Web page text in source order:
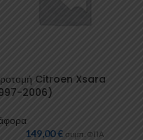
Citroen Xsara
2006)
149,00€ συμπ. ΦΠΑ